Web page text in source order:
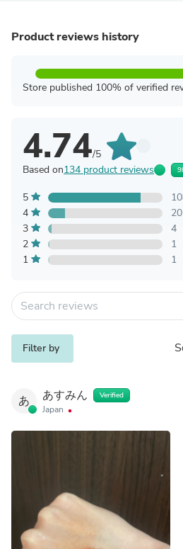
Product reviews history
Store published 100% of verified
4.74/5
Based on134 product reviews
5
4
20
3
4
2
1
1
1
Filter by
あ あすみん Verified
Japan